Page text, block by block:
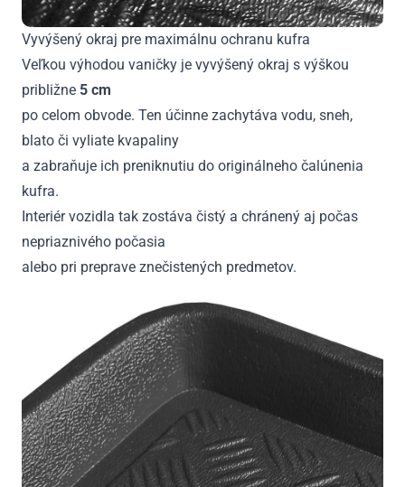
Vyvýšený okraj pre maximálnu ochranu kufra
Veľkou výhodou vaničky je vyvýšený okraj s výškou
približne 5 cm
po celom obvode. Ten účinne zachytáva vodu, sneh,
blato či vyliate kvapaliny
a zabraňuje ich preniknutiu do originálneho čalúnenia
kufra.
Interiér vozidla tak zostáva čistý a chránený aj počas
nepriaznivého počasia
alebo pri preprave znečistených predmetov.